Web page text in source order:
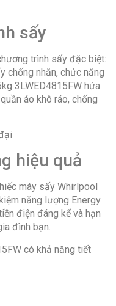
sấy
trình sấy đặc biệt:
chống nhăn, chức năng
3LWED4815FW hứa
áo khô ráo, chống
hiệu quả
máy sấy Whirlpool
năng lượng Energy
điện đáng kể và hạn
đình bạn.
có khả năng tiết